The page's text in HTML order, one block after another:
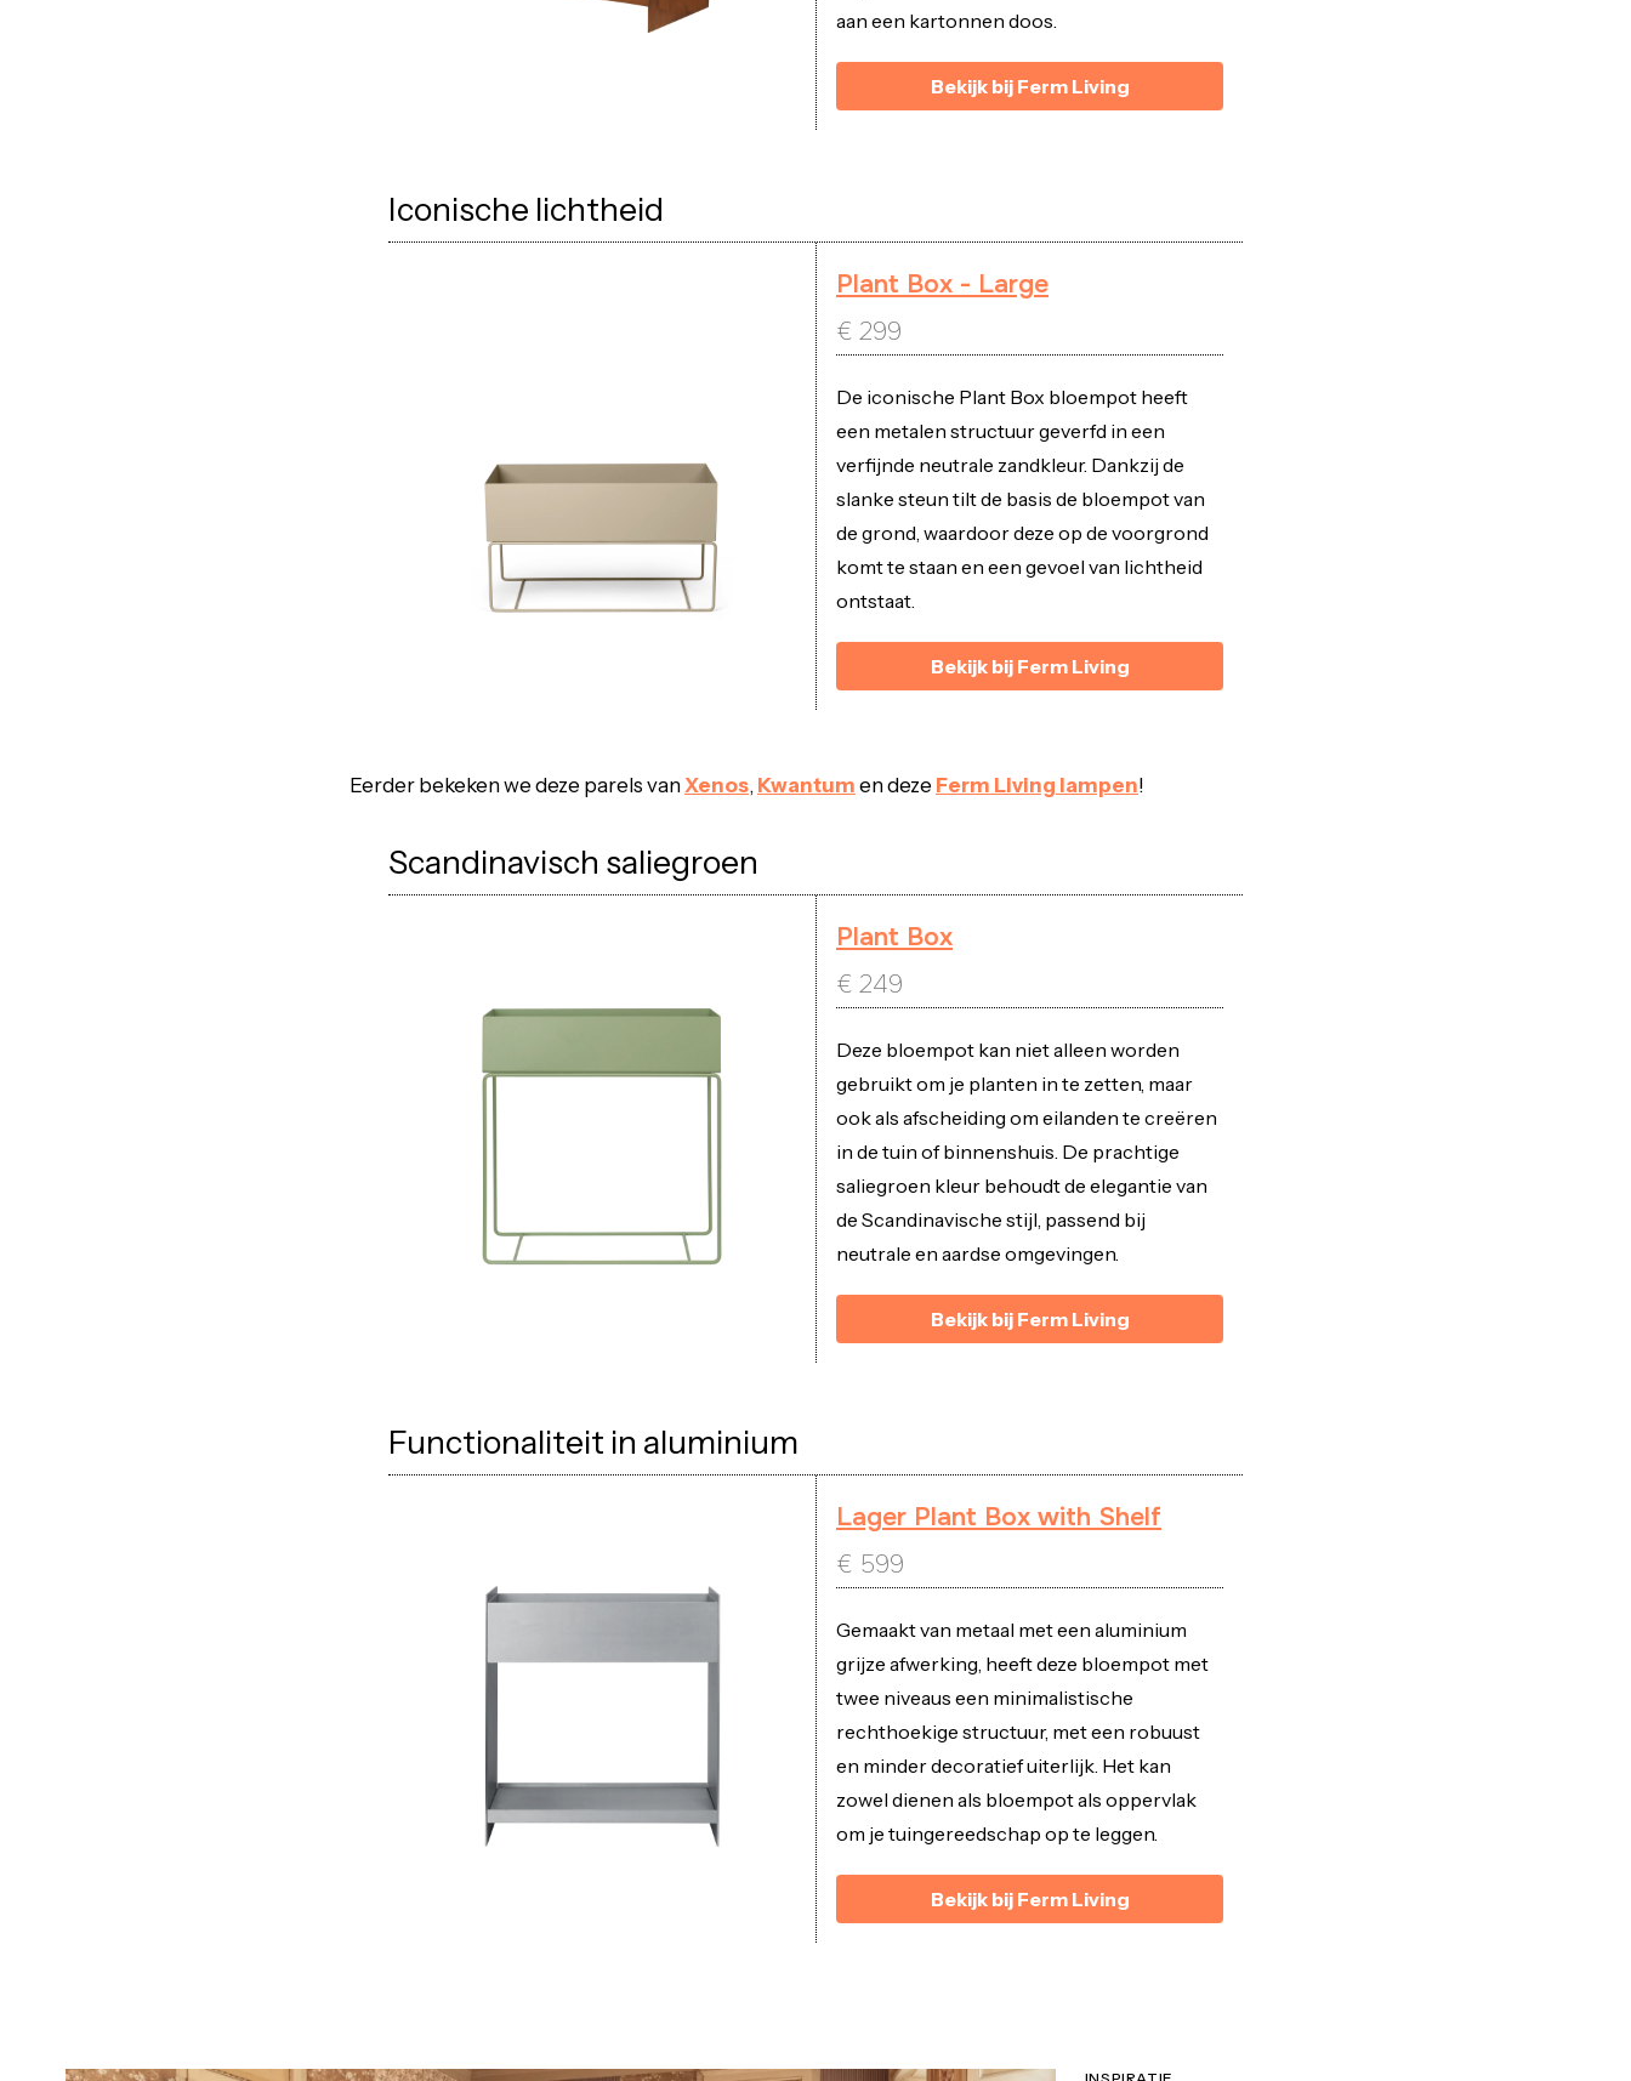
aan een kartonnen doos.
Bekijk bij Ferm Living
Iconische lichtheid
Plant Box - Large
€ 299
De iconische Plant Box bloempot heeft
een metalen structuur geverfd in een
verfijnde neutrale zandkleur. Dankzij de
slanke steun tilt de basis de bloempot van
de grond, waardoor deze op de voorgrond
komt te staan en een gevoel van lichtheid
ontstaat.
Bekijk bij Ferm Living
Eerder bekeken we deze parels vanXenos, Kwantum en deze Ferm Living lampen!
Scandinavisch saliegroen
Plant Box
€ 249
Deze bloempot kan niet alleen worden
gebruikt om je planten in te zetten, maar
ook als afscheiding om eilanden te creëren
in de tuin of binnenshuis. De prachtige
saliegroen kleur behoudt de elegantie van
de Scandinavische stijl, passend bij
neutrale en aardse omgevingen.
Bekijk bij Ferm Living
Functionaliteit in aluminium
Lager Plant Box with Shelf
€ 599
Gemaakt van metaal met een aluminium
grijze afwerking, heeft deze bloempot met
twee niveaus een minimalistische
rechthoekige structuur, met een robuust
en minder decoratief uiterlijk. Het kan
zowel dienen als bloempot als oppervlak
om je tuingereedschap op te leggen.
Bekijk bij Ferm Living